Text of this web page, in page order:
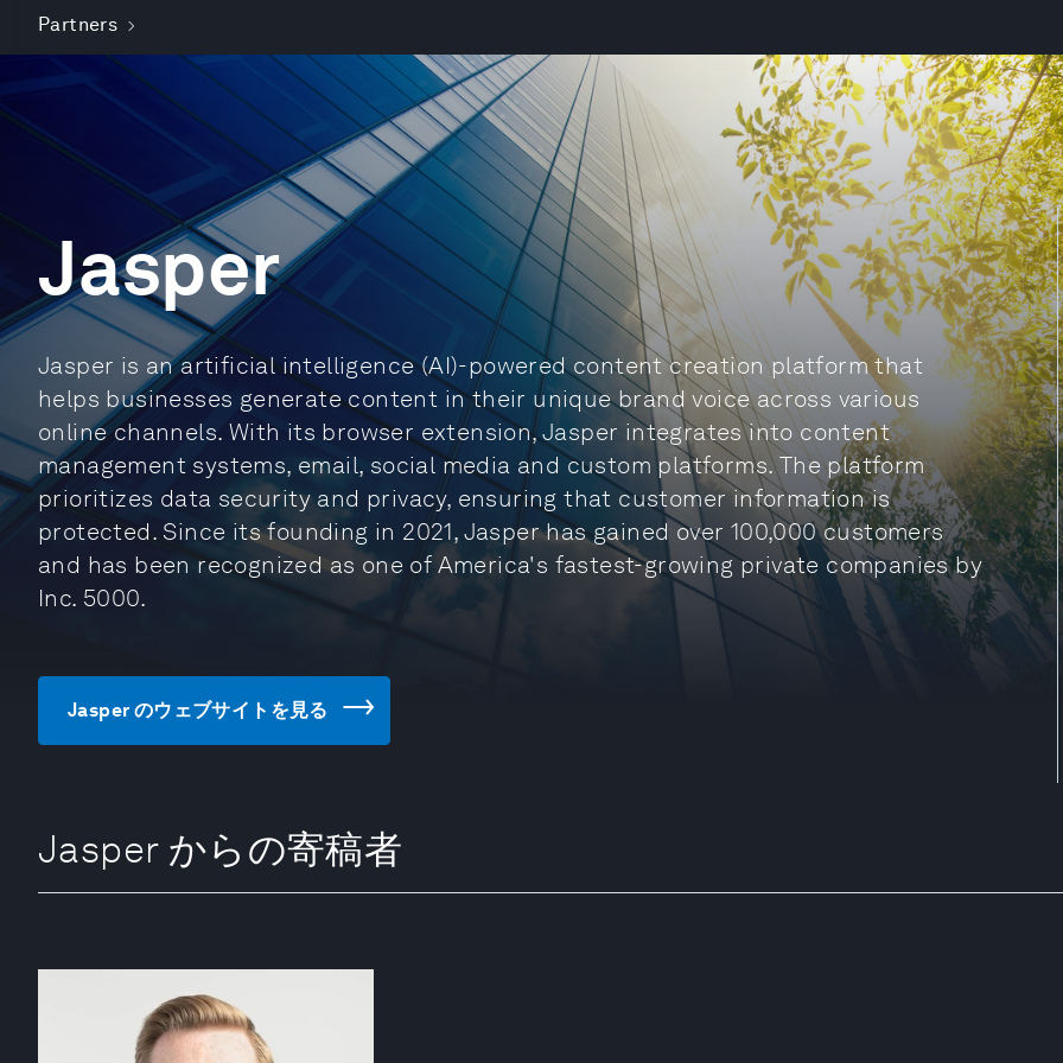
Partners
Jasper
Jasper is an artificial intelligence (AI)-powered content creation platform that
helps businesses generate content in their unique brand voice across various
online channels. With its browser extension, Jasper integrates into content
management systems, email, social media and custom platforms. The platform
prioritizes data security and privacy, ensuring that customer information is
protected. Since its founding in 2021, Jasper has gained over 100,000 customers
and has been recognized as one of America's fastest-growing private companies by
Inc. 5000.
Jasper のウェブサイトを見る
Jasper からの寄稿者